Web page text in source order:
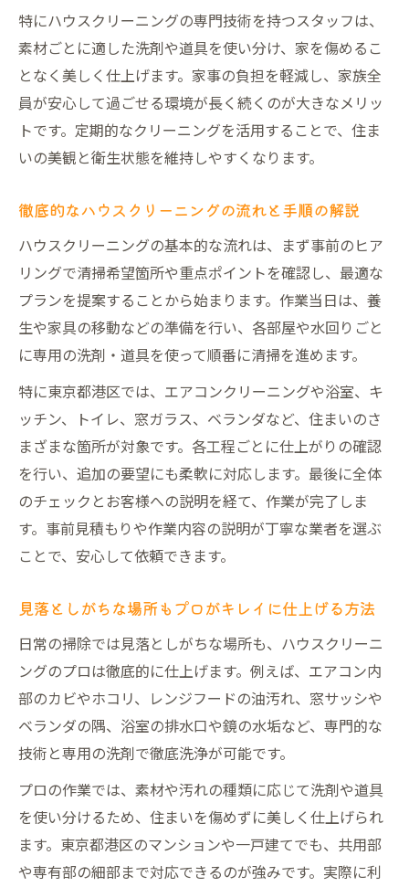
プロ仕様の清掃を活かした家事効率アップ
のコツ
東京都のハウスクリーニングで理想の住環
境づくり
安心して任せるハウスクリーニングの選び方
ハウスクリーニング選びで重視すべき信頼
プロのハウスクリーニング業者比較で失敗
しないコツ
女性スタッフ在籍のハウスクリーニング安
心活用法
口コミや評判から見るハウスクリーニング
選定術
実績と保証で選ぶハウスクリーニングの安
心基準
ハウスクリーニングで家事負担を大幅軽減へ
ハウスクリーニング活用で日々の家事負担
を大幅削減
プロの手で家事負担が軽減される理由とメ
仕事や子育てと両立できるハウスクリーニ
ング活用術
ハウスクリーニングで得られるゆとりある
生活設計
東京都のハウスクリーニングがもたらす快
適な暮らし
エアコンクリーニングも含めた作業の進め方
エアコンもハウスクリーニングで徹底的に
清潔維持
エアコンクリーニングの流れとポイントを
特にハウスクリーニングの専門技術を持つスタッフは、
素材ごとに適した洗剤や道具を使い分け、家を傷めるこ
となく美しく仕上げます。家事の負担を軽減し、家族全
員が安心して過ごせる環境が長く続くのが大きなメリッ
トです。定期的なクリーニングを活用することで、住ま
いの美観と衛生状態を維持しやすくなります。
徹底的なハウスクリーニングの流れと手順の解説
ハウスクリーニングの基本的な流れは、まず事前のヒア
リングで清掃希望箇所や重点ポイントを確認し、最適な
プランを提案することから始まります。作業当日は、養
生や家具の移動などの準備を行い、各部屋や水回りごと
に専用の洗剤・道具を使って順番に清掃を進めます。
特に東京都港区では、エアコンクリーニングや浴室、キ
ッチン、トイレ、窓ガラス、ベランダなど、住まいのさ
まざまな箇所が対象です。各工程ごとに仕上がりの確認
を行い、追加の要望にも柔軟に対応します。最後に全体
のチェックとお客様への説明を経て、作業が完了しま
す。事前見積もりや作業内容の説明が丁寧な業者を選ぶ
ことで、安心して依頼できます。
見落としがちな場所もプロがキレイに仕上げる方法
日常の掃除では見落としがちな場所も、ハウスクリーニ
ングのプロは徹底的に仕上げます。例えば、エアコン内
部のカビやホコリ、レンジフードの油汚れ、窓サッシや
ベランダの隅、浴室の排水口や鏡の水垢など、専門的な
技術と専用の洗剤で徹底洗浄が可能です。
プロの作業では、素材や汚れの種類に応じて洗剤や道具
を使い分けるため、住まいを傷めずに美しく仕上げられ
ます。東京都港区のマンションや一戸建てでも、共用部
や専有部の細部まで対応できるのが強みです。実際に利